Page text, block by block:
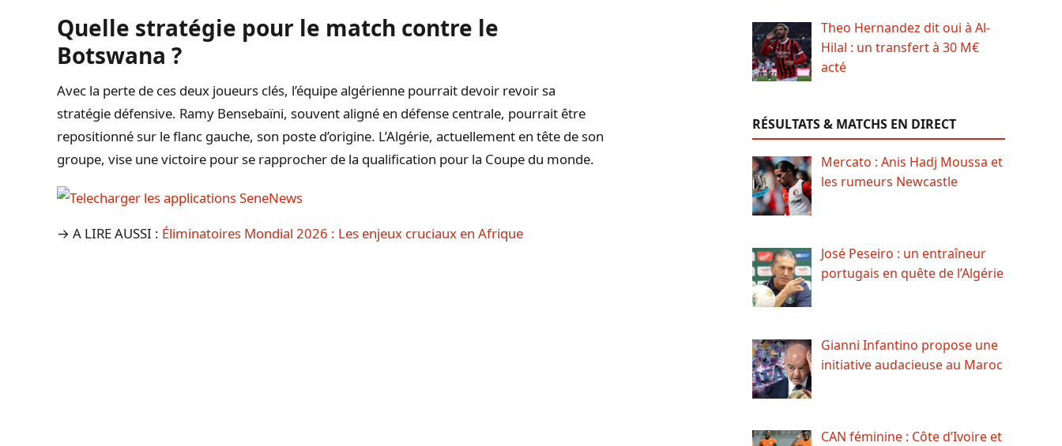
Quelle stratégie pour le match contre le
Botswana ?
Avec la perte de ces deux joueurs clés, l’équipe algérienne pourrait devoir revoir sa
stratégie défensive. Ramy Bensebaïni, souvent aligné en défense centrale, pourrait être
repositionné sur le flanc gauche, son poste d’origine. L’Algérie, actuellement en tête de son
groupe, vise une victoire pour se rapprocher de la qualification pour la Coupe du monde.
→ A LIRE AUSSI : Éliminatoires Mondial 2026 : Les enjeux cruciaux en Afrique
Theo Hernandez dit oui à Al-
Hilal : un transfert à 30 M€
acté
RÉSULTATS & MATCHS EN DIRECT
Mercato : Anis Hadj Moussa et
les rumeurs Newcastle
José Peseiro : un entraîneur
portugais en quête de l’Algérie
Gianni Infantino propose une
initiative audacieuse au Maroc
CAN féminine : Côte d’Ivoire et